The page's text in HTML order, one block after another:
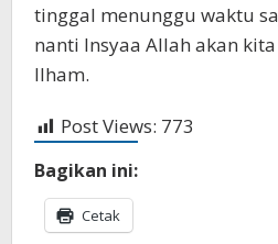
tinggal menunggu waktu
nanti Insyaa Allah akan
Ilham.
Post Views: 773
Bagikan ini:
Cetak